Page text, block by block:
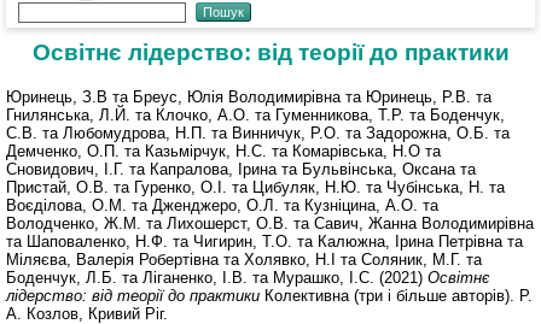
Освітнє лідерство: від теорії до практики
Юринець, З.В та Бреус, Юлія Володимирівна та Юринець, Р.В. та
Гнилянська, Л.Й. та Клочко, А.О. та Гуменникова, Т.Р. та Боденчук,
С.В. та Любомудрова, Н.П. та Винничук, Р.О. та Задорожна, О.Б. та
Демченко, О.П.
та Казьмірчук, Н.С. та Комарівська, Н.О та
Сновидович, І.Г. та Капралова, Ірина та Бульвінська, Оксана та
Пристай, О.В. та Гуренко, О.І. та Цибуляк, Н.Ю. та Чубінська, Н. та
Воєділова, О.М.
та Дженджеро, О.Л. та Кузніцина, А.О. та
Володченко, Ж.М.
та Лихошерст, О.В. та Савич, Жанна Володимирівна
та
Шаповаленко, Н.Ф. та Чигирин, Т.О. та Калюжна, Ірина Петрівна та
Міляєва, Валерія Робертівна та Холявко, Н.І та Соляник, М.Г. та
Боденчук, Л.Б. та Ліганенко, І.В. та Мурашко, І.С. (2021) Освітнє
лідерство: від теорії до практики Колективна (три і більше авторів). Р.
А. Козлов, Кривий Ріг.